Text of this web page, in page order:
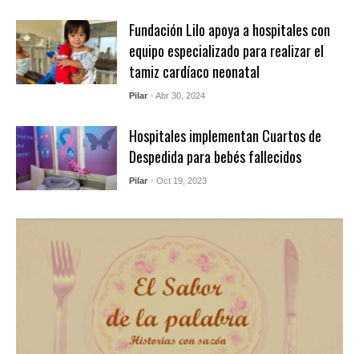
Fundación Lilo apoya a hospitales con
equipo especializado para realizar el
tamiz cardíaco neonatal
Pilar - Abr 30, 2024
Hospitales implementan Cuartos de
Despedida para bebés fallecidos
Pilar - Oct 19, 2023